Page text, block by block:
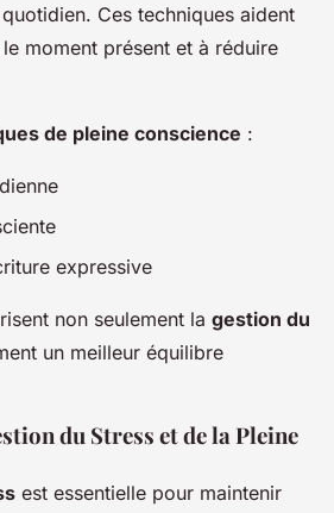
Ces techniques aident
moment présent et à réduire
de pleine conscience :
expressive
non seulement la gestion du
un meilleur équilibre
du Stress et de la Pleine
est essentielle pour maintenir